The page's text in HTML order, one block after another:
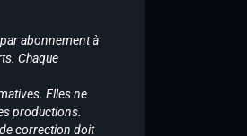
abonnement à
Chaque
Elles ne
productions.
correction doit